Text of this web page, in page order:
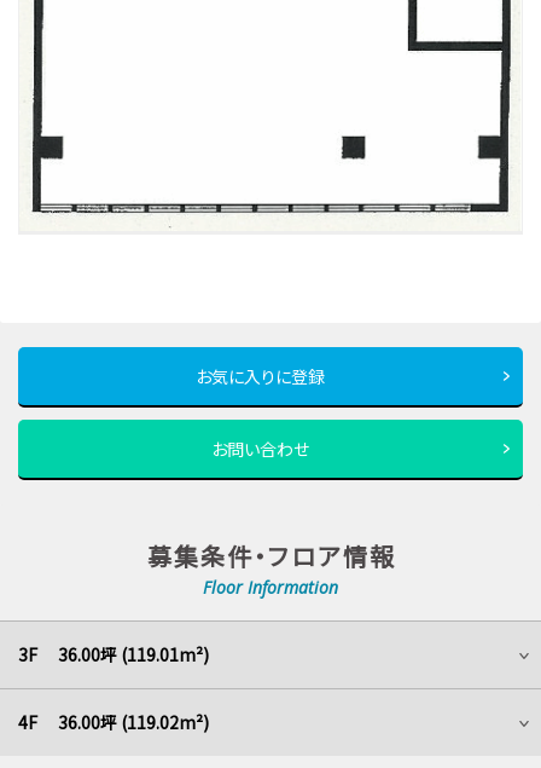
お気に入りに登録
お問い合わせ
募集条件・フロア情報
Floor Information
3F 36.00坪 (119.01m²)
4F 36.00坪 (119.02m²)